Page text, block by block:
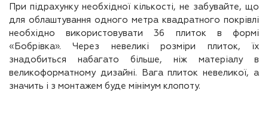
При підрахунку необхідної кількості, не забувайте, що
для облаштування одного метра квадратного покрівлі
необхідно використовувати 36 плиток в формі
«Бобрівка». Через невеликі розміри плиток, їх
знадобиться набагато більше, ніж матеріалу в
великоформатному дизайні. Вага плиток невеликої, а
значить і з монтажем буде мінімум клопоту.